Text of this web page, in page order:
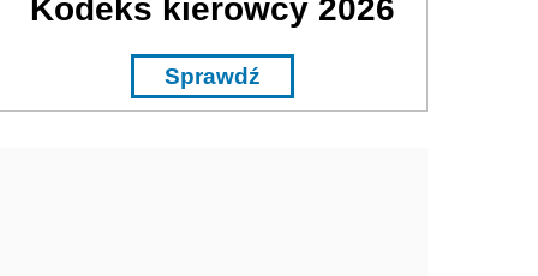
Kodeks kierowcy 2026
Sprawdź